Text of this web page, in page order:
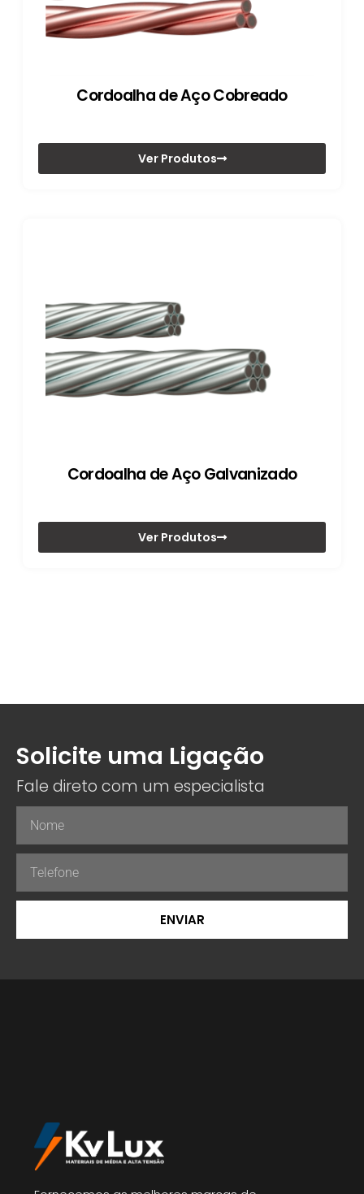
Cordoalha de Aço Cobreado
Ver Produtos
Cordoalha de Aço Galvanizado
Ver Produtos
Solicite uma Ligação
Fale direto com um especialista
ENVIAR